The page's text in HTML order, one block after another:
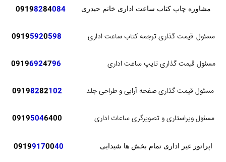
مشاوره چاپ کتاب ساعت اداری خانم حیدری 0919
8284084
مسئول قیمت گذاری ترجمه کتاب ساعت اداری 09195920598
مسئول قیمت گذاری تایپ ساعت اداری 09196924796
مسئول قیمت گذاری صفحه آرایی و طراحی جلد 09198282102
مسئول ویراستاری و تصویرگری ساعات اداری 09195046400
اپراتور غیر اداری تمام بخش ها شیدایی 09199170040